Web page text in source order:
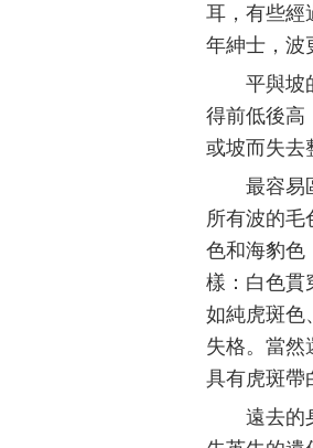
耳，有些經
年紳士，波
平與坡
得前低後高
或坡而失去
最容易
所有波的毛
色和海豹色
樣：白色貫
如純虎斑
失格。當然
具有虎斑帶
遠去的